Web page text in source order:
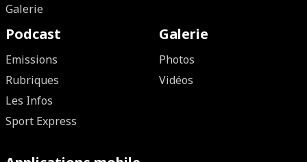
Galerie
Podcast
Emissions
Rubriques
Les Infos
Sport Express
Galerie
Photos
Vidéos